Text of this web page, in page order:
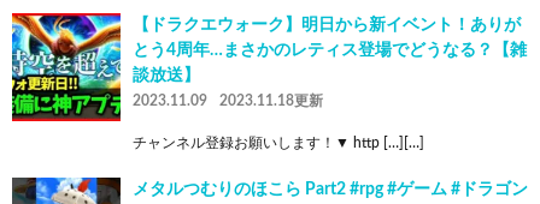
【ドラクエウォーク】明日から新イベント！ありが
とう4周年…まさかのレティス登場でどうなる？【雑
談放送】
2023.11.09 2023.11.18更新
チャンネル登録お願いします！▼ http […][…]
メタルつむりのほこら Part2 #rpg #ゲーム #ドラゴン